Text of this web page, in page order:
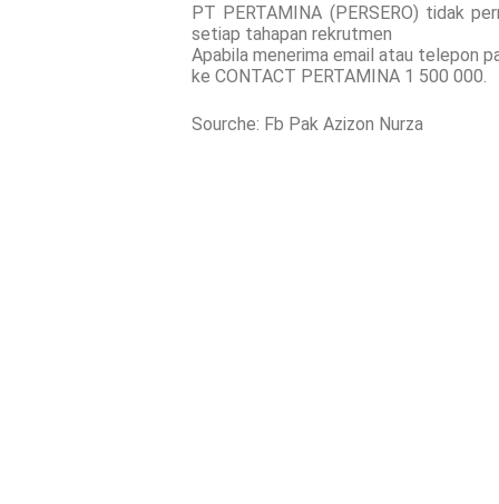
PT PERTAMINA (PERSERO) tidak
setiap tahapan rekrutmen
Apabila menerima email atau telepon
ke CONTACT PERTAMINA 1 500 000.
Sourche: Fb Pak Azizon Nurza